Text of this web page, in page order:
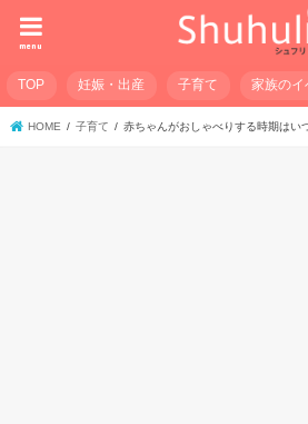
menu
TOP 妊娠・出産 子育て 家族のイ
HOME 子育て 赤ちゃんがおしゃべりする時期はい